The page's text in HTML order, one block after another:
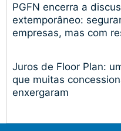
PGFN encerra a
extemporâneo:
empresas, mas com
Juros de Floor Plan:
que muitas
enxergaram